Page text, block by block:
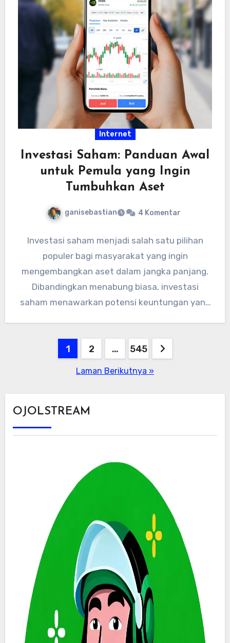
Internet
Investasi Saham: Panduan Awal
untuk Pemula yang Ingin
Tumbuhkan Aset
ganisebastian 4 Komentar
Investasi saham menjadi salah satu pilihan
populer bagi masyarakat yang ingin
mengembangkan aset dalam jangka panjang.
Dibandingkan menabung biasa, investasi
saham menawarkan potensi keuntungan yang
Paginasi
1 2 … 545
Laman Berikutnya »
OJOLSTREAM